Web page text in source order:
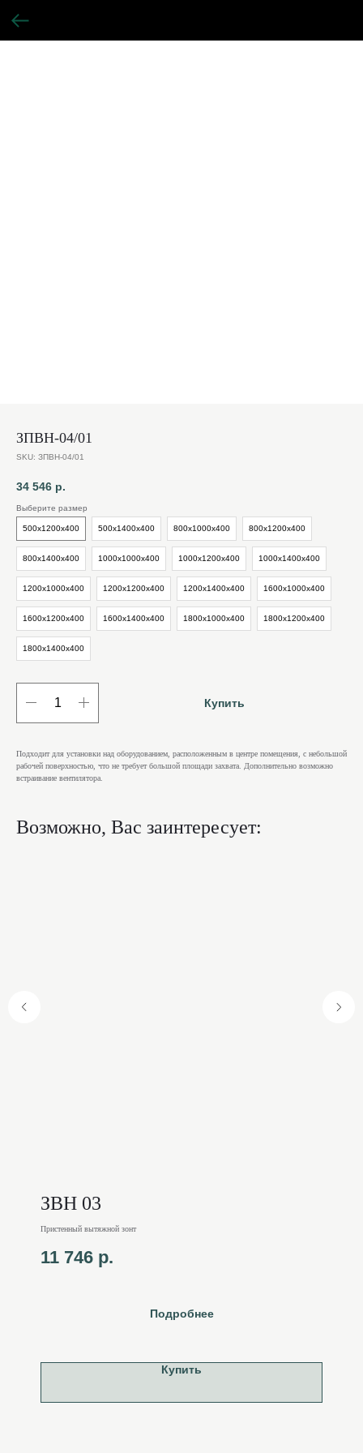
ЗПВН-04/01
SKU: ЗПВН-04/01
34 546 р.
Выберите размер
500х1200х400 500х1400х400 800х1000х400 800х1200х400
800х1400х400 1000х1000х400 1000х1200х400 1000х1400х400
1200х1000х400 1200х1200х400 1200х1400х400 1600х1000х400
1600х1200х400 1600х1400х400 1800х1000х400 1800х1200х400
1800х1400х400
Купить
Подходит для установки над оборудованием, расположенным в центре помещения, с небольшой
рабочей поверхностью, что не требует большой площади захвата. Дополнительно возможно
встраивание вентилятора.
Возможно, Вас заинтересует:
ЗВН 03
Пристенный вытяжной зонт
11 746 р.
Подробнее
Купить